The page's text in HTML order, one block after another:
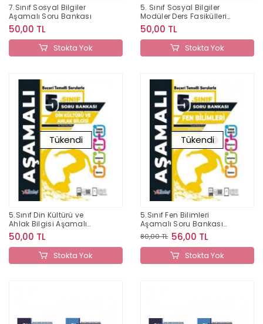
7.Sınıf Sosyal Bilgiler
Aşamalı Soru Bankası
50,00 TL
Stokta Yok
5. Sınıf Sosyal Bilgiler
Modüler Ders Fasikülleri
Berkay Yayıncılık
50,00 TL
Stokta Yok
Tükendi
5.Sınıf Din Kültürü ve
Ahlak Bilgisi Aşamalı
Soru Bankası Berkay
Yayıncılık
50,00 TL
Stokta Yok
Tükendi
5.Sınıf Fen Bilimleri
Aşamalı Soru Bankası
Berkay Yayıncılık
80,00 TL 56,00 TL
Stokta Yok